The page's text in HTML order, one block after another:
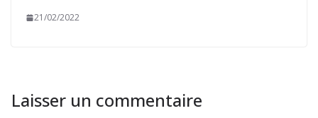
21/02/2022
Laisser un commentaire